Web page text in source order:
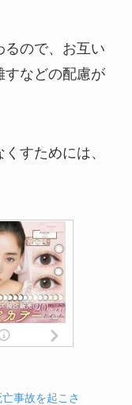
るので、お互い
すなどの配慮が
すためには、
事故を起こさ